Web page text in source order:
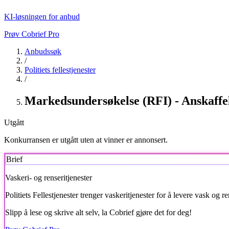
KI-løsningen for anbud
Prøv Cobrief Pro
Anbudssøk
/
Politiets fellestjenester
/
Markedsundersøkelse (RFI) -
Utgått
Konkurransen er utgått uten at vinner er annonsert.
Brief
Vaskeri- og renseritjenester
Politiets Fellestjenestertrenger vaskeritjenester for å levere vask og
Slipp å lese og skrive alt selv, la Cobrief gjøre det for deg!